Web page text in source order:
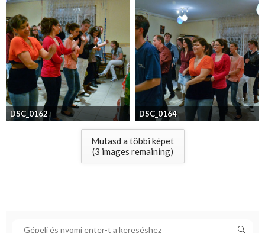
DSC_0162 DSC_0164
Mutasd a többi képet
(3 images remaining)